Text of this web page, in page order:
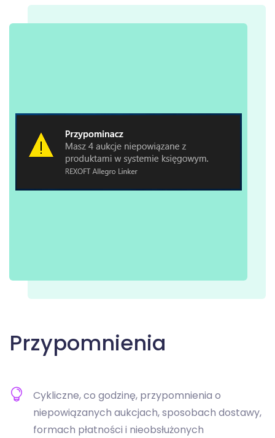
Przypomnienia
Cykliczne, co godzinę, przypomnienia o
niepowiązanych aukcjach, sposobach dostawy,
formach płatności i nieobsłużonych